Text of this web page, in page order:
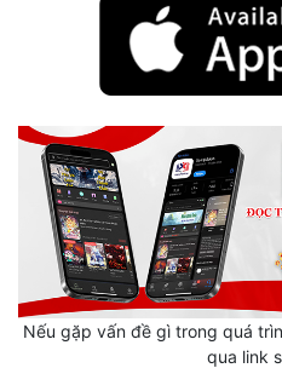
Ngược
Nữ Cường
Nữ Phụ
Phong Thủy - Tâm Linh
Nếu gặp vấn đề gì trong quá
qua link